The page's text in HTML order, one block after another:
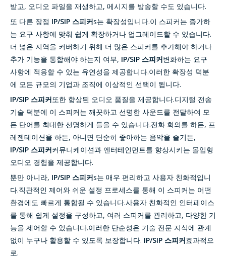
받고, 오디오 파일을 재생하고, 메시지를 방송할 수도 있습니다.
또 다른 장점 IP/SIP 스피커s는 확장성입니다.이 스피커는 증가하
는 요구 사항에 맞춰 쉽게 확장하거나 업그레이드할 수 있습니다.
더 넓은 지역을 커버하기 위해 더 많은 스피커를 추가해야 하거나
추가 기능을 통합해야 하는지 여부, IP/SIP 스피커변화하는 요구
사항에 적응할 수 있는 유연성을 제공합니다.이러한 확장성 덕분
에 모든 규모의 기업과 조직에 이상적인 선택이 됩니다.
IP/SIP 스피커또한 향상된 오디오 품질을 제공합니다.디지털 전송
기술 덕분에 이 스피커는 깨끗하고 선명한 사운드를 전달하여 모
든 단어를 최대한 선명하게 들을 수 있습니다.전화 회의를 하든, 프
레젠테이션을 하든, 아니면 단순히 좋아하는 음악을 즐기든,
IP/SIP 스피커커뮤니케이션과 엔터테인먼트를 향상시키는 몰입형
오디오 경험을 제공합니다.
뿐만 아니라, IP/SIP 스피커s는 매우 편리하고 사용자 친화적입니
다.직관적인 제어와 쉬운 설정 프로세스를 통해 이 스피커는 어떤
환경에도 빠르게 통합될 수 있습니다.사용자 친화적인 인터페이스
를 통해 쉽게 설정을 구성하고, 여러 스피커를 관리하고, 다양한 기
능을 제어할 수 있습니다.이러한 단순성은 기술 전문 지식에 관계
없이 누구나 활용할 수 있도록 보장합니다. IP/SIP 스피커효과적으
로.